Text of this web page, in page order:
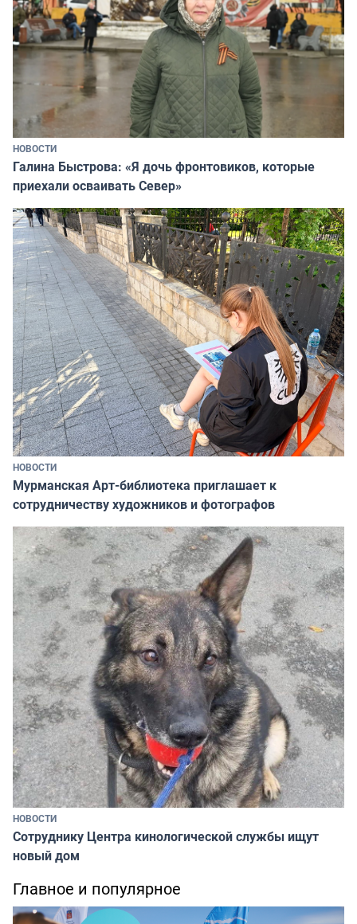
НОВОСТИ
Галина Быстрова: «Я дочь фронтовиков, которые
приехали осваивать Север»
НОВОСТИ
Мурманская Арт-библиотека приглашает к
сотрудничеству художников и фотографов
НОВОСТИ
Сотруднику Центра кинологической службы ищут
новый дом
Главное и популярное